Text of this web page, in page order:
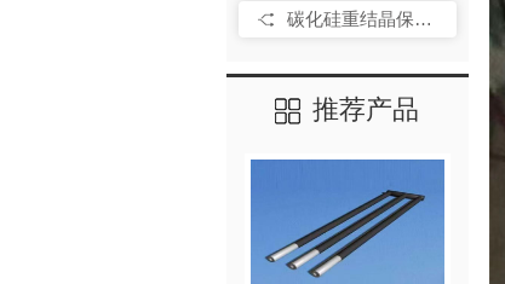
碳化硅重结晶保护管
推荐产品